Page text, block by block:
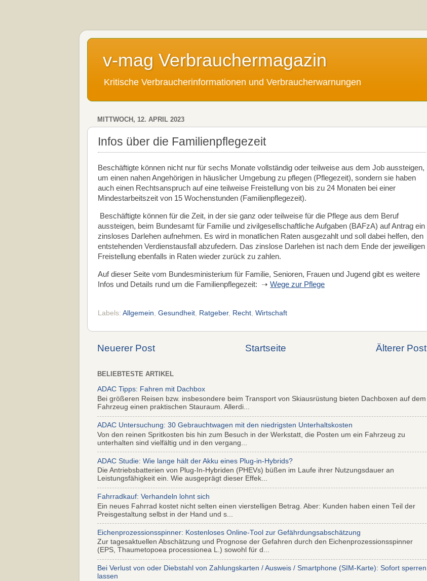
v-mag Verbrauchermagazin
Kritische Verbraucherinformationen und Verbraucherwarnungen
MITTWOCH, 12. APRIL 2023
Infos über die Familienpflegezeit
Beschäftigte können nicht nur für sechs Monate vollständig oder teilweise aus dem Job aussteigen,
um einen nahen Angehörigen in häuslicher Umgebung zu pflegen (Pflegezeit), sondern sie haben
auch einen Rechtsanspruch auf eine teilweise Freistellung von bis zu 24 Monaten bei einer
Mindestarbeitszeit von 15 Wochenstunden (Familienpflegezeit).
Beschäftigte können für die Zeit, in der sie ganz oder teilweise für die Pflege aus dem Beruf
aussteigen, beim Bundesamt für Familie und zivilgesellschaftliche Aufgaben (BAFzA) auf Antrag ein
zinsloses Darlehen aufnehmen. Es wird in monatlichen Raten ausgezahlt und soll dabei helfen, den
entstehenden Verdienstausfall abzufedern. Das zinslose Darlehen ist nach dem Ende der jeweiligen
Freistellung ebenfalls in Raten wieder zurück zu zahlen.
Auf dieser Seite vom Bundesministerium für Familie, Senioren, Frauen und Jugend gibt es weitere
Infos und Details rund um die Familienpflegezeit: ➝ Wege zur Pflege
Labels: Allgemein Gesundheit Ratgeber, Recht Wirtschaft
Neuerer Post Älterer Post
Startseite
BELIEBTESTE ARTIKEL
ADAC Tipps: Fahren mit Dachbox
Bei größeren Reisen bzw. insbesondere beim Transport von Skiausrüstung bieten Dachboxen auf dem
Fahrzeug einen praktischen Stauraum. Allerdi...
ADAC Untersuchung: 30 Gebrauchtwagen mit den niedrigsten Unterhaltskosten
Von den reinen Spritkosten bis hin zum Besuch in der Werkstatt, die Posten um ein Fahrzeug zu
unterhalten sind vielfältig und in den vergang...
ADAC Studie: Wie lange hält der Akku eines Plug-in-Hybrids?
Die Antriebsbatterien von Plug-In-Hybriden (PHEVs) büßen im Laufe ihrer Nutzungsdauer an
Leistungsfähigkeit ein. Wie ausgeprägt dieser Effek...
Fahrradkauf: Verhandeln lohnt sich
Ein neues Fahrrad kostet nicht selten einen vierstelligen Betrag. Aber: Kunden haben einen Teil der
Preisgestaltung selbst in der Hand und s...
Eichenprozessionsspinner: Kostenloses Online-Tool zur Gefährdungsabschätzung
Zur tagesaktuellen Abschätzung und Prognose der Gefahren durch den Eichenprozessionsspinner
(EPS, Thaumetopoea processionea L.) sowohl für d...
Bei Verlust von oder Diebstahl von Zahlungskarten / Ausweis / Smartphone (SIM-Karte): Sofort sperren
lassen